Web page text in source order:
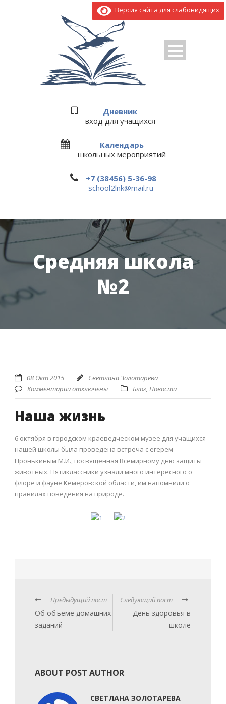
Дневник
вход для учащихся
Календарь
школьных мероприятий
+7 (38456) 5-36-98
school2lnk@mail.ru
Средняя школа
№2
08 Окт 2015
Светлана Золотарева
Комментарии отключены
Блог, Новости
Наша жизнь
6 октября в городском краеведческом музее для учащихся
нашей школы была проведена встреча с егерем
Пронькиным М.И., посвященная Всемирному дню защиты
животных. Пятиклассники узнали много интересного о
флоре и фауне Кемеровской области, им напомнили о
правилах поведения на природе.
Предыдущий пост
Об объеме домашних
заданий
Следующий пост
День здоровья в
школе
ABOUT POST AUTHOR
СВЕТЛАНА ЗОЛОТАРЕВА
Версия сайта для слабовидящих